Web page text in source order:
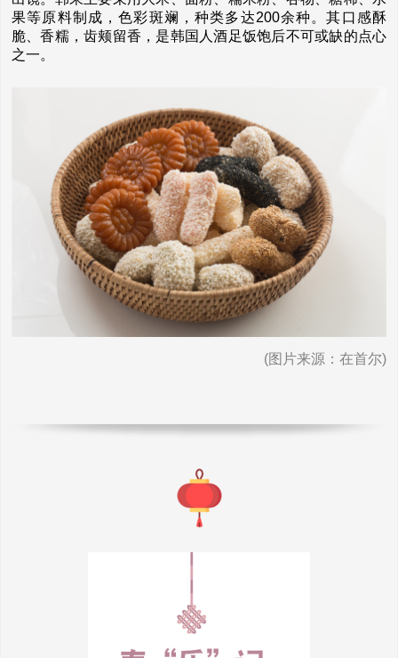
果等原料制成，色彩斑斓，种类多达200余种。其口感酥
脆、香糯，齿颊留香，是韩国人酒足饭饱后不可或缺的点心
之一。
(图片来源：在首尔)